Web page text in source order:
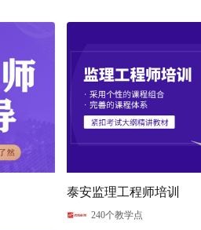
泰安监理工程师培训
240个教学点